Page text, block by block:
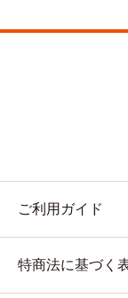
ご利用ガイド
特商法に基づく